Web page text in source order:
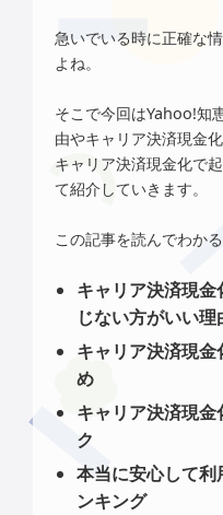
急いでいる時に正確な
よね。
そこで今回はYahoo!知
由やキャリア決済現金
キャリア決済現金化で
て紹介していきます。
この記事を読んでわか
キャリア決済現
じない方がいい理
キャリア決済現
め
キャリア決済現
ク
本当に安心して利
ンキング